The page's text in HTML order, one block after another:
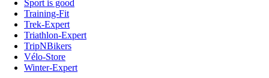
Sport is good
Training-Fit
Trek-Expert
Triathlon-Expert
TripNBikers
Vélo-Store
Winter-Expert